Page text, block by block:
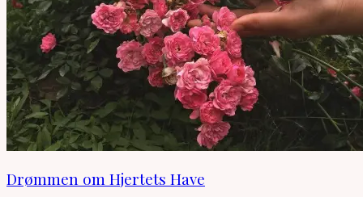
Drømmen om Hjertets Have